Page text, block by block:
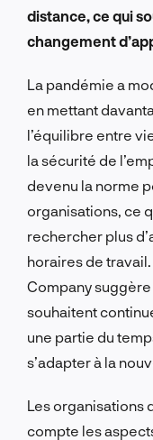
distance, ce qui
changement
La pandémie a
en mettant
l’équilibre entre
la sécurité de
devenu la norme
organisations, ce
rechercher plus
horaires de
Company
souhaitent
une partie du
s’adapter à la
Les organisations
compte les